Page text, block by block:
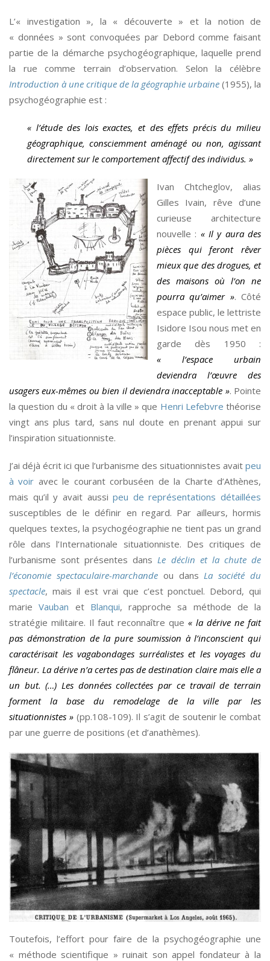
L’« investigation », la « découverte » et la notion de
« données » sont convoquées par Debord comme faisant
partie de la démarche psychogéographique, laquelle prend
la rue comme terrain d’observation. Selon la célèbre
Introduction à une critique de la géographie urbaine (1955), la
psychogéographie est :
« l’étude des lois exactes, et des effets précis du milieu
géographique, consciemment aménagé ou non, agissant
directement sur le comportement affectif des individus. »
Ivan Chtcheglov, alias
Gilles Ivain, rêve d’une
curieuse architecture
nouvelle : « Il y aura des
pièces qui feront rêver
mieux que des drogues, et
des maisons où l’on ne
pourra qu’aimer ». Côté
espace public, le lettriste
Isidore Isou nous met en
garde dès 1950 :
« l’espace urbain
deviendra l’œuvre des
usagers eux-mêmes ou bien il deviendra inacceptable ». Pointe
la question du « droit à la ville » que Henri Lefebvre théorise
vingt ans plus tard, sans nul doute en prenant appui sur
l’inspiration situationniste.
J’ai déjà écrit ici que l’urbanisme des situationnistes avait peu
à voir avec le courant corbuséen de la Charte d’Athènes,
mais qu’il y avait aussipeu de représentations détaillées
susceptibles de le définir en regard. Par ailleurs, hormis
quelques textes, la psychogéographie ne tient pas un grand
rôle dans l’Internationale situationniste. Des critiques de
l’urbanisme sont présentes dans Le déclin et la chute de
l’économie spectaculaire-marchandeou dans La société du
spectacle, mais il est vrai que c’est ponctuel. Debord, qui
marieVauban et Blanqui, rapproche sa méthode de la
stratégie militaire. Il faut reconnaître que « la dérive ne fait
pas démonstration de la pure soumission à l’inconscient qui
caractérisait les vagabondages surréalistes et les voyages du
flâneur. La dérive n’a certes pas de destination claire mais elle a
un but. (…) Les données collectées par ce travail de terrain
forment la base du remodelage de la ville par les
situationnistes »(pp.108-109). Il s’agit de soutenir le combat
par une guerre de positions (et d’anathèmes).
Toutefois, l’effort pour faire de la psychogéographie une
« méthode scientifique » ruinait son appel fondateur à la